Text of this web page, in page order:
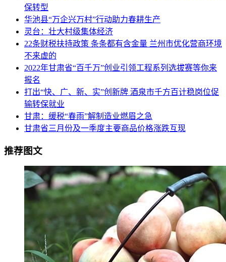
保转型
华池县“万企兴万村”行动助力春耕生产
灵台：壮大村级集体经济
22条财税扶持政策 条条都有含金量 兰州市优化营商环境
不来虚的
2022年甘肃省“百千万”创业引领工程系列选拔赛等你来
报名
打出“快、广、新、实”创新牌 酒泉市千方百计稳岗位促
输转保就业
甘肃：缓税“春雨”解制造业燃眉之急
甘肃省三月份及一季度主要商品价格涨跌互现
推荐图文